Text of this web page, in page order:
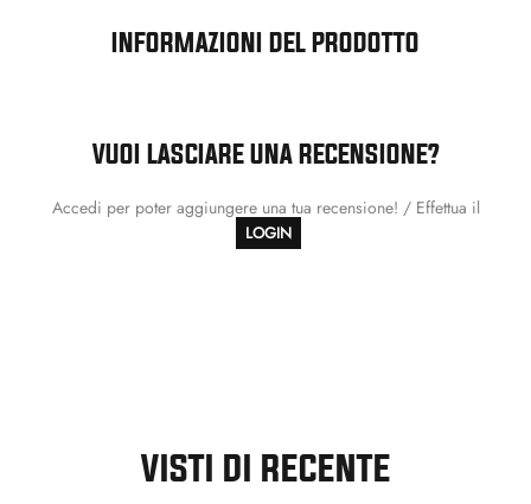
INFORMAZIONI DEL PRODOTTO
VUOI LASCIARE UNA RECENSIONE?
Accedi per poter aggiungere una tua recensione! / Effettua il
LOGIN
VISTI DI RECENTE